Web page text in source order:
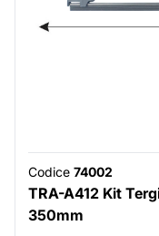
Codice 74002
TRA-A412 Kit
350mm